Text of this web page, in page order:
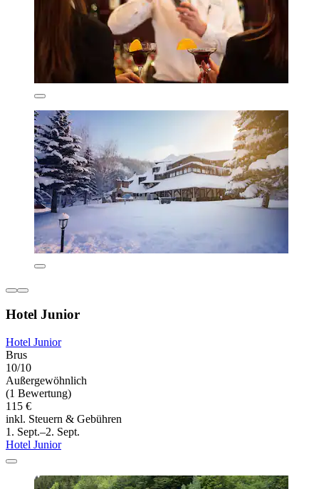
Hotel Junior
Hotel Junior
Brus
10/10
Außergewöhnlich
(1 Bewertung)
115 €
inkl. Steuern & Gebühren
1. Sept.–2. Sept.
Hotel Junior